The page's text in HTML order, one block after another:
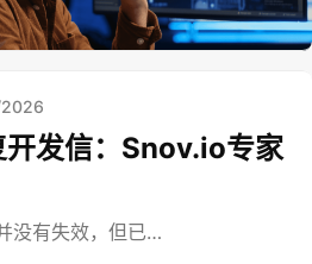
开发信：Snov.io专家
没有失效，但已…